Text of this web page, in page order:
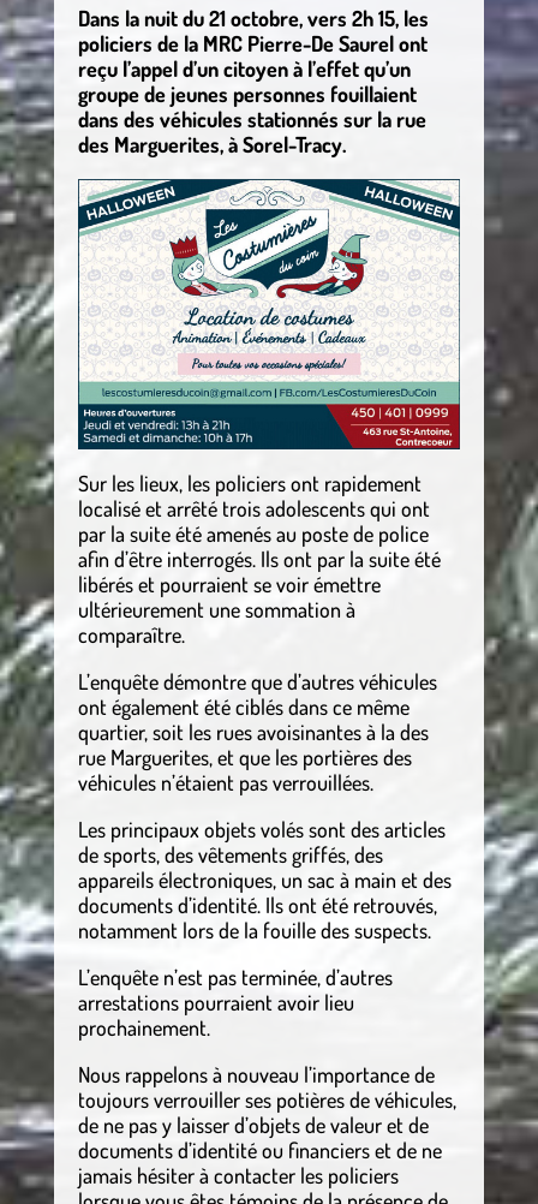
Dans la nuit du 21 octobre, vers 2h 15, les
policiers de la MRC Pierre-De Saurel ont
reçu l’appel d’un citoyen à l’effet qu’un
groupe de jeunes personnes fouillaient
dans des véhicules stationnés sur la rue
des Marguerites, à Sorel-Tracy.
Sur les lieux, les policiers ont rapidement
localisé et arrêté trois adolescents qui ont
par la suite été amenés au poste de police
afin d’être interrogés. Ils ont par la suite été
libérés et pourraient se voir émettre
ultérieurement une sommation à
comparaître.
L’enquête démontre que d’autres véhicules
ont également été ciblés dans ce même
quartier, soit les rues avoisinantes à la des
rue Marguerites, et que les portières des
véhicules n’étaient pas verrouillées.
Les principaux objets volés sont des articles
de sports, des vêtements griffés, des
appareils électroniques, un sac à main et des
documents d’identité. Ils ont été retrouvés,
notamment lors de la fouille des suspects.
L’enquête n’est pas terminée, d’autres
arrestations pourraient avoir lieu
prochainement.
Nous rappelons à nouveau l’importance de
toujours verrouiller ses potières de véhicules,
de ne pas y laisser d’objets de valeur et de
documents d’identité ou financiers et de ne
jamais hésiter à contacter les policiers